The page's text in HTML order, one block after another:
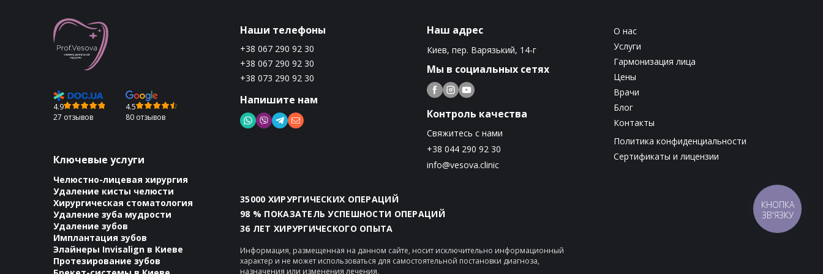
4.9
27 отзывов
4.5
80 отзывов
Ключевые услуги
Челюстно-лицевая хирургия
Удаление кисты челюсти
Хирургическая стоматология
Удаление зуба мудрости
Удаление зубов
Имплантация зубов
Элайнеры Invisalign в Киеве
Протезирование зубов
Наши телефоны
+38 067 290 92 30
+38 067 290 92 30
+38 073 290 92 30
Напишите нам
Наш адрес
Киев, пер. Варязький, 14-г
Мы в социальных сетях
Контроль качества
Свяжитесь с нами
+38 044 290 92 30
info@vesova.clinic
О нас
Услуги
Гармонизация лица
Цены
Врачи
Блог
Контакты
Политика конфиденциальности
Сертификаты и лицензии
35000 ХИРУРГИЧЕСКИХ ОПЕРАЦИЙ
98 % ПОКАЗАТЕЛЬ УСПЕШНОСТИ ОПЕРАЦИЙ
36 ЛЕТ ХИРУРГИЧЕСКОГО ОПЫТА
Информация, размещенная на данном сайте, носит исключительно информационный
характер и не может использоваться для самостоятельной постановки диагноза,
назначения или изменения лечения.
КНОПКА
ЗВ'ЯЗКУ